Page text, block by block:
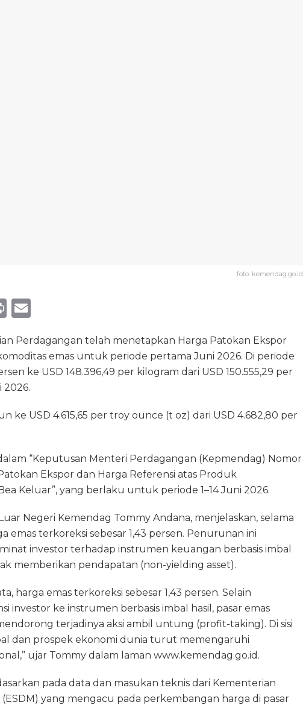
foto: kemendag.go.id
P
n
t
ai
l
Perdagangan telah menetapkan Harga Patokan Ekspor
emas untuk periode pertama Juni 2026. Di periode
ke USD 148.396,49 per kilogram dari USD 150.555,29 per
2026.
ke USD 4.615,65 per troy ounce (t oz) dari USD 4.682,80 per
“Keputusan Menteri Perdagangan (Kepmendag) Nomor
Ekspor dan Harga Referensi atas Produk
Keluar”, yang berlaku untuk periode 1–14 Juni 2026.
Negeri Kemendag Tommy Andana, menjelaskan, selama
emas terkoreksi sebesar 1,43 persen. Penurunan ini
investor terhadap instrumen keuangan berbasis imbal
memberikan pendapatan (non-yielding asset).
harga emas terkoreksi sebesar 1,43 persen. Selain
investor ke instrumen berbasis imbal hasil, pasar emas
terjadinya aksi ambil untung (profit-taking). Di sisi
dan prospek ekonomi dunia turut memengaruhi
ujar Tommy dalam laman www.kemendag.go.id.
pada data dan masukan teknis dari Kementerian
yang mengacu pada perkembangan harga di pasar